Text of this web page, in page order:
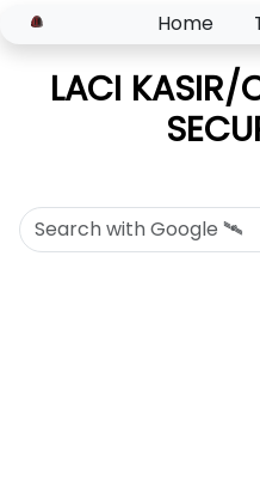
Home
LACI KASIR/